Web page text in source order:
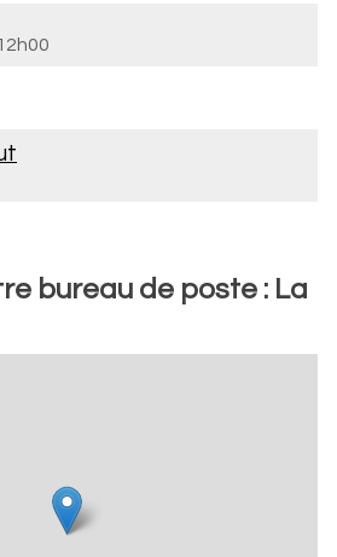
bureau de poste : La